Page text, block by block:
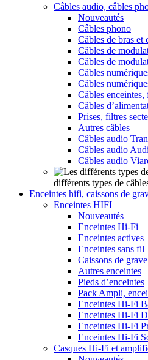
Câbles audio, câbles
Nouveautés
Câbles phono
Câbles de bras et
Câbles de
Câbles de
Câbles
Câbles
Câbles enceintes,
Câbles
Prises, filtres
Autres câbles
Câbles audio
Câbles audio
Câbles audio
différents types de
Enceintes hifi, caissons de
Enceintes HIFI
Nouveautés
Enceintes Hi-Fi
Enceintes actives
Enceintes sans fil
Caissons de grave
Autres enceintes
Pieds d’enceintes
Pack Ampli,
Enceintes Hi-Fi
Enceintes Hi-Fi
Enceintes Hi-Fi
Enceintes Hi-Fi
Casques Hi-Fi et